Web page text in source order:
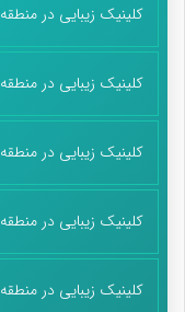
کلینیک زیبایی در منطقه 3
کلینیک زیبایی در منطقه 4
کلینیک زیبایی در منطقه 5
کلینیک زیبایی در منطقه 6
کلینیک زیبایی در منطقه 7